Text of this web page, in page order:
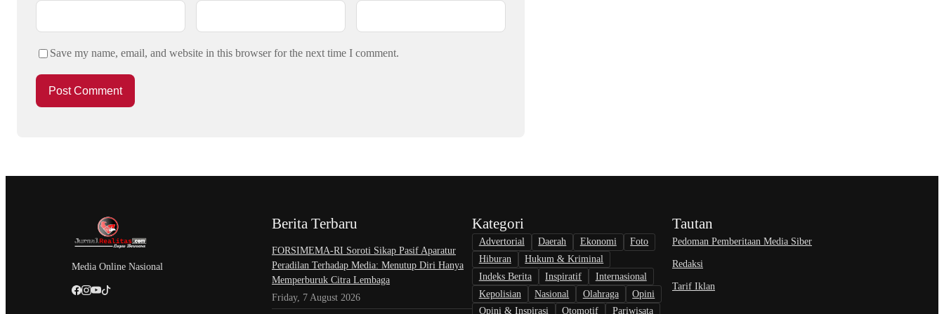
Save my name, email, and website in this browser for the next time I comment.
Media Online Nasional
Berita Terbaru
​FORSIMEMA-RI Soroti Sikap Pasif Aparatur
Peradilan Terhadap Media: Menutup Diri Hanya
Memperburuk Citra Lembaga
Friday, 7 August 2026
Kategori
Advertorial Daerah Ekonomi
Foto
Hiburan
Hukum & Kriminal
Indeks Berita
Inspiratif
Internasional
Kepolisian
Nasional Olahraga
Opini
Opini & Inspirasi
Otomotif Pariwisata
Tautan
Pedoman Pemberitaan Media Siber
Redaksi
Tarif Iklan